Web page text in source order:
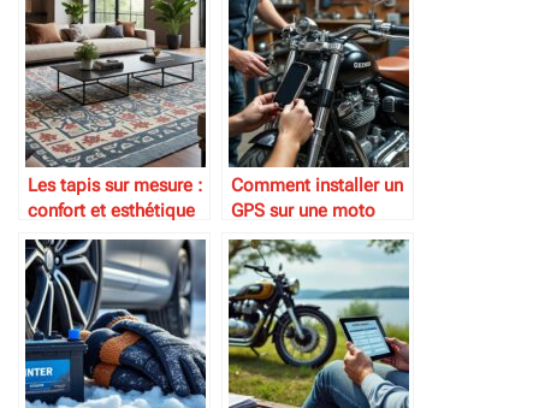
Les tapis sur mesure :
confort et esthétique
Comment installer un
GPS sur une moto
ancienne